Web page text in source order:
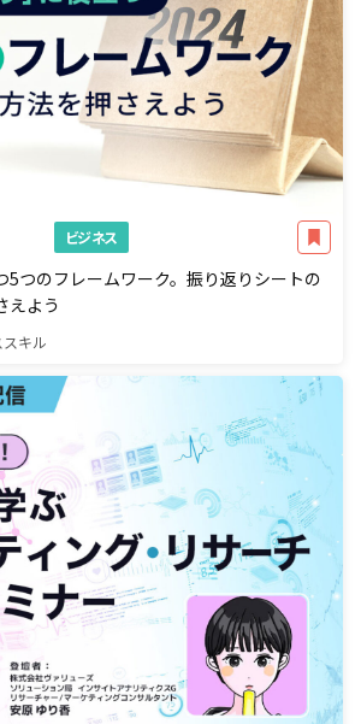
ビジネス
5つのフレームワーク。振り返りシートの
えよう
キル